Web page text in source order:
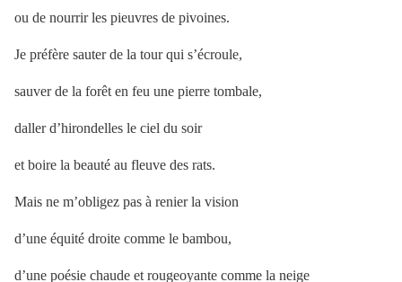
ou de nourrir les pieuvres de pivoines.
Je préfère sauter de la tour qui s’écroule,
sauver de la forêt en feu une pierre tombale,
daller d’hirondelles le ciel du soir
et boire la beauté au fleuve des rats.
Mais ne m’obligez pas à renier la vision
d’une équité droite comme le bambou,
d’une poésie chaude et rougeoyante comme la neige